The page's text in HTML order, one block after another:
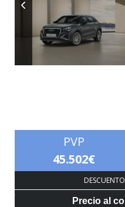
PVP
45.502€
Precio al